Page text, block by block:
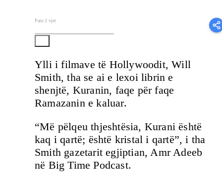
Para 2 vjet
Ylli i filmave të Hollywoodit, Will
Smith, tha se ai e lexoi librin e
shenjtë, Kuranin, faqe për faqe
Ramazanin e kaluar.
“Më pëlqeu thjeshtësia, Kurani është
kaq i qartë; është kristal i qartë”, i tha
Smith gazetarit egjiptian, Amr Adeeb
në Big Time Podcast.